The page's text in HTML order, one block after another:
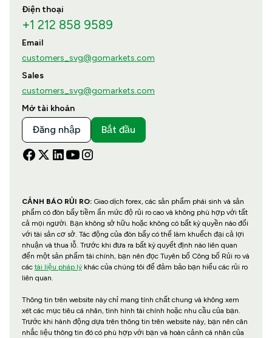
Điện thoại
+1 212 858 9589
Email
customers_svg@gomarkets.com
Sales
customers_svg@gomarkets.com
Mở tài khoản
Đăng nhập Bắt đầu
CẢNH BÁO RỦI RO: Giao dịch forex, các sản phẩm phái sinh và sản
phẩm có đòn bẩy tiềm ẩn mức độ rủi ro cao và không phù hợp với tất
cả mọi người. Bạn không sở hữu hoặc không có bất kỳ quyền nào đối
với tài sản cơ sở. Tác động của đòn bẩy có thể làm khuếch đại cả lợi
nhuận và thua lỗ. Trước khi đưa ra bất kỳ quyết định nào liên quan
đến một sản phẩm tài chính, bạn nên đọc Tuyên bố Công bố Rủi ro và
các tài liệu pháp lýkhác của chúng tôi để đảm bảo bạn hiểu các rủi ro
liên quan.
Thông tin trên website này chỉ mang tính chất chung và không xem
xét các mục tiêu cá nhân, tình hình tài chính hoặc nhu cầu của bạn.
Trước khi hành động dựa trên thông tin trên website này, bạn nên cân
nhắc liệu thông tin đó có phù hợp với bạn và hoàn cảnh cá nhân của